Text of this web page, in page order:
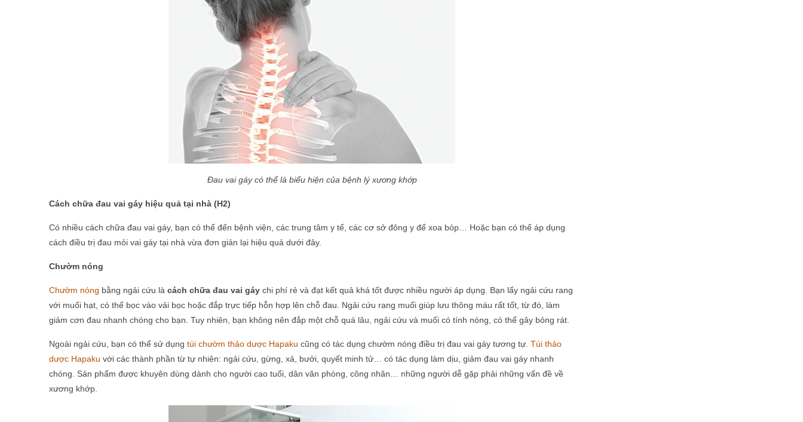
Đau vai gáy có thể là biểu hiện của bệnh lý xương khớp
Cách chữa đau vai gáy hiệu quả tại nhà (H2)
Có nhiều cách chữa đau vai gáy, bạn có thể đến bệnh viện, các trung tâm y tế, các cơ sở đông y để xoa bóp… Hoặc bạn có thể áp dụng
cách điều trị đau mỏi vai gáy tại nhà vừa đơn giản lại hiệu quả dưới đây.
Chườm nóng
Chườm nóng bằng ngải cứu là cách chữa đau vai gáy chi phí rẻ và đạt kết quả khá tốt được nhiều người áp dụng. Bạn lấy ngải cứu rang
với muối hạt, có thể bọc vào vải bọc hoặc đắp trực tiếp hỗn hợp lên chỗ đau. Ngải cứu rang muối giúp lưu thông máu rất tốt, từ đó, làm
giảm cơn đau nhanh chóng cho bạn. Tuy nhiên, bạn không nên đắp một chỗ quá lâu, ngải cứu và muối có tính nóng, có thể gây bỏng rát.
Ngoài ngải cứu, bạn có thể sử dụng túi chườm thảo dược Hapaku cũng có tác dụng chườm nóng điều trị đau vai gáy tương tự. Túi thảo
dược Hapaku với các thành phần từ tự nhiên: ngải cứu, gừng, xả, bưởi, quyết minh tử… có tác dụng làm dịu, giảm đau vai gáy nhanh
chóng. Sản phẩm được khuyên dùng dành cho người cao tuổi, dân văn phòng, công nhân… những người dễ gặp phải những vấn đề về
xương khớp.